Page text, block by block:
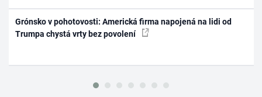
Grónsko v pohotovosti: Americká firma napojená na lidi od
Trumpa chystá vrty bez povolení